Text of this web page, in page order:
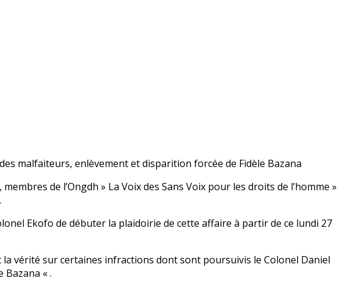
malfaiteurs, enlèvement et disparition forcée de Fidèle Bazana
de l’Ongdh » La Voix des Sans Voix pour les droits de l’homme »
Ekofo de débuter la plaidoirie de cette affaire à partir de ce lundi 27
vérité sur certaines infractions dont sont poursuivis le Colonel Daniel
« .